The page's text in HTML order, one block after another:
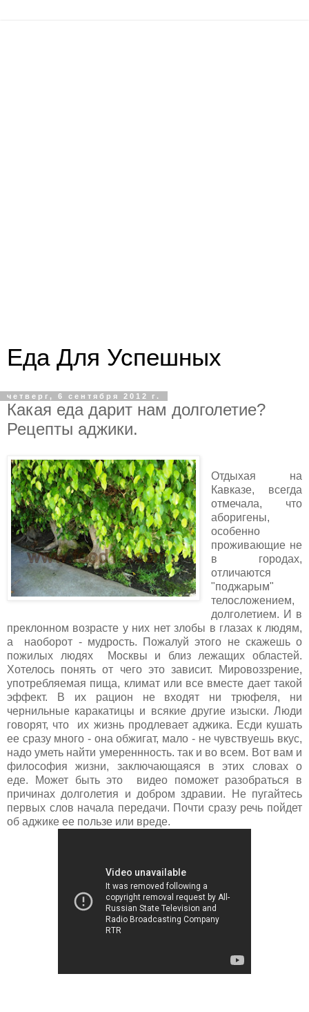
Еда Для Успешных
четверг, 6 сентября 2012 г.
Какая еда дарит нам долголетие?
Рецепты аджики.
Отдыхая на
Кавказе, всегда
отмечала, что
аборигены,
особенно
проживающие не
в городах,
отличаются
"поджарым"
телосложением,
долголетием. И в
преклонном возрасте у них нет злобы в глазах к людям,
а наоборот - мудрость. Пожалуй этого не скажешь о
пожилых людях Москвы и близ лежащих областей.
Хотелось понять от чего это зависит. Мировоззрение,
употребляемая пища, климат или все вместе дает такой
эффект. В их рацион не входят ни трюфеля, ни
чернильные каракатицы и всякие другие изыски. Люди
говорят, что их жизнь продлевает аджика. Есди кушать
ее сразу много - она обжигат, мало - не чувствуешь вкус,
надо уметь найти умереннность. так и во всем. Вот вам и
философия жизни, заключающаяся в этих словах о
еде. Может быть это видео поможет разобраться в
причинах долголетия и добром здравии. Не пугайтесь
первых слов начала передачи. Почти сразу речь пойдет
об аджике ее пользе или вреде.